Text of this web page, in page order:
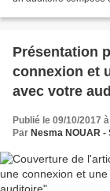
Présentation
connexion et
avec votre
Publié le 09/10/2017
Par Nesma NOUAR -